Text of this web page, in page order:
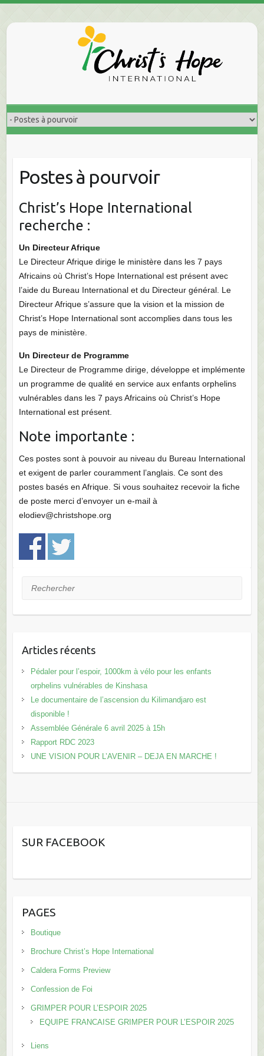
Postes à pourvoir
Christ’s Hope International
recherche :
Un Directeur Afrique
Le Directeur Afrique dirige le ministère dans les 7 pays
Africains où Christ’s Hope International est présent avec
l’aide du Bureau International et du Directeur général. Le
Directeur Afrique s’assure que la vision et la mission de
Christ’s Hope International sont accomplies dans tous les
pays de ministère.
Un Directeur de Programme
Le Directeur de Programme dirige, développe et implémente
un programme de qualité en service aux enfants orphelins
vulnérables dans les 7 pays Africains où Christ’s Hope
International est présent.
Note importante :
Ces postes sont à pouvoir au niveau du Bureau International
et exigent de parler couramment l’anglais. Ce sont des
postes basés en Afrique. Si vous souhaitez recevoir la fiche
de poste merci d’envoyer un e-mail à
elodiev@christshope.org
Rechercher
Articles récents
Pédaler pour l’espoir, 1000km à vélo pour les enfants
orphelins vulnérables de Kinshasa
Le documentaire de l’ascension du Kilimandjaro est
disponible !
Assemblée Générale 6 avril 2025 à 15h
Rapport RDC 2023
UNE VISION POUR L’AVENIR – DEJA EN MARCHE !
SUR FACEBOOK
PAGES
Boutique
Brochure Christ’s Hope International
Caldera Forms Preview
Confession de Foi
GRIMPER POUR L’ESPOIR 2025
EQUIPE FRANCAISE GRIMPER POUR L’ESPOIR 2025
Liens